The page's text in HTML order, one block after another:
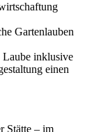
Gartenlauben
Laube inklusive
einen
Stätte – im